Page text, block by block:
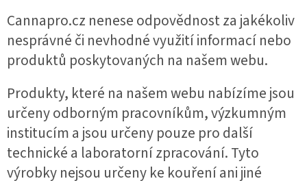
Cannapro.cz nenese odpovědnost za jakékoliv
nesprávné či nevhodné využití informací nebo
produktů poskytovaných na našem webu.
Produkty, které na našem webu nabízíme jsou
určeny odborným pracovníkům, výzkumným
institucím a jsou určeny pouze pro další
technické a laboratorní zpracování. Tyto
výrobky nejsou určeny ke kouření ani jiné